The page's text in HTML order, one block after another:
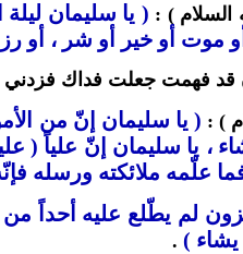
السلام ) : ( يا سليمان
موت أو خير أو شر ، أو
قد فهمت جعلت فداك فزدني
) : ( يا سليمان إنّ من
، يا سليمان إنّ علياً (
علّمه ملائكته ورسله
لم يطّلع عليه أحداً من
يشاء ) .